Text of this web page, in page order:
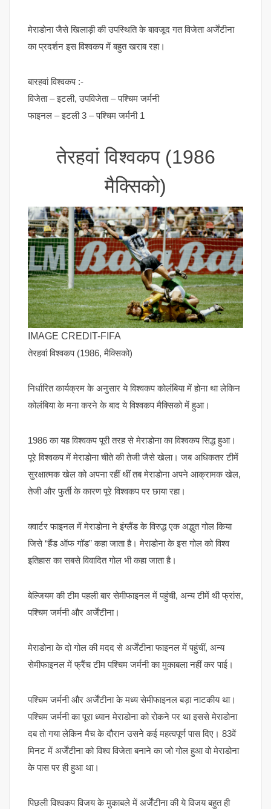
मेराडोना जैसे खिलाड़ी की उपस्थिति के बावजूद गत विजेता अर्जेंटीना
का प्रदर्शन इस विश्वकप में बहुत खराब रहा।
बारहवां विश्वकप :-
विजेता – इटली, उपविजेता – पश्चिम जर्मनी
फाइनल – इटली 3 – पश्चिम जर्मनी 1
तेरहवां विश्वकप (1986
मैक्सिको)
IMAGE CREDIT-FIFA
तेरहवां विश्वकप (1986, मैक्सिको)
निर्धारित कार्यक्रम के अनुसार ये विश्वकप कोलंबिया में होना था लेकिन
कोलंबिया के मना करने के बाद ये विश्वकप मैक्सिको में हुआ।
1986 का यह विश्वकप पूरी तरह से मेराडोना का विश्वकप सिद्ध हुआ।
पूरे विश्वकप में मेराडोना चीते की तेजी जैसे खेला। जब अधिकतर टीमें
सुरक्षात्मक खेल को अपना रहीं थीं तब मेराडोना अपने आक्रामक खेल,
तेजी और फुर्ती के कारण पूरे विश्वकप पर छाया रहा।
क्वार्टर फाइनल में मेराडोना ने इंग्लैंड के विरुद्ध एक अद्भुत गोल किया
जिसे “हैंड ऑफ गॉड” कहा जाता है। मेराडोना के इस गोल को विश्व
इतिहास का सबसे विवादित गोल भी कहा जाता है।
बेल्जियम की टीम पहली बार सेमीफाइनल में पहुंची, अन्य टीमें थी फ्रांस,
पश्चिम जर्मनी और अर्जेंटीना।
मेराडोना के दो गोल की मदद से अर्जेंटीना फाइनल में पहुंचीं, अन्य
सेमीफाइनल में फ्रैंच टीम पश्चिम जर्मनी का मुकाबला नहीं कर पाई।
पश्चिम जर्मनी और अर्जेंटीना के मध्य सेमीफाइनल बड़ा नाटकीय था।
पश्चिम जर्मनी का पूरा ध्यान मेराडोना को रोकने पर था इससे मेराडोना
दब तो गया लेकिन मैच के दौरान उसनेे कई महत्वपूर्ण पास दिए। 83वें
मिनट में अर्जेंटीना को विश्व विजेता बनाने का जो गोल हुआ वो मेराडोना
के पास पर ही हुआ था।
पिछली विश्वकप विजय के मुकाबले में अर्जेंटीना की ये विजय बहुत ही